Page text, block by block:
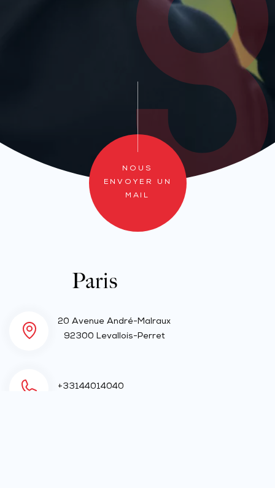
NOUS
ENVOYER UN
MAIL
Paris
20 Avenue André-Malraux
92300 Levallois-Perret
+33144014040